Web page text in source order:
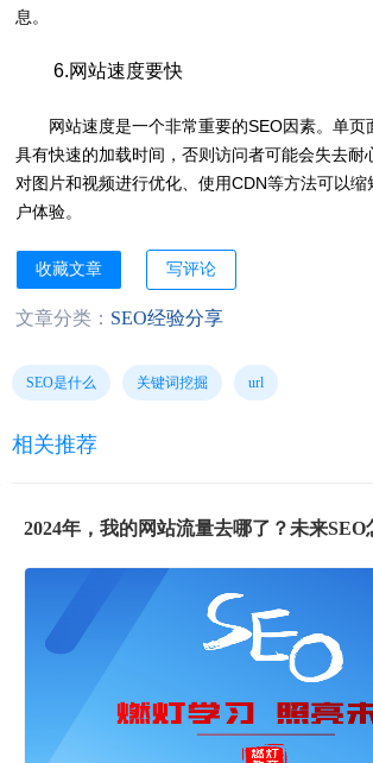
息。
6.网站速度要快
网站速度是一个非常重要的SEO因素。单页
具有快速的加载时间，否则访问者可能会失去耐
对图片和视频进行优化、使用CDN等方法可以缩
户体验。
收藏文章 写评论
文章分类： SEO经验分享
SEO是什么 关键词挖掘 url
相关推荐
2024年，我的网站流量去哪了？未来SEO